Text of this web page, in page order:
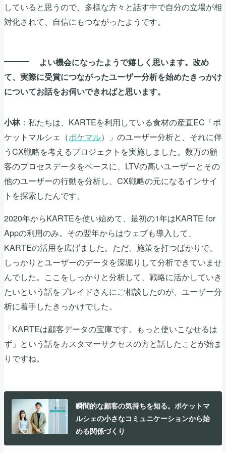
していると思うので、多様な方々と話す中で自分の立場が相
対化されて、自信にもつながったようです。
よい機会になったようで嬉しく思います。改め
て、実際に受賞につながったユーザー分析を始めたきっかけ
についてお話をお伺いできればと思います。
小林：私たちは、KARTEを利用している食材の産直EC「ポ
ケットマルシェ（ポケマル）」のユーザー分析と、それに伴
うCX戦略を考えるプロジェクトを実施しました。数万の顧
客のプロセスデータをベースに、LTVの高いユーザーとその
他のユーザーの行動を分析し、CX戦略の元になるインサイ
トを探索したんです。
2020年からKARTEを使い始めて、最初の1年はKARTE for
Appの利用のみ。その翌年からはウェブも導入して、
KARTEの活用を広げました。ただ、施策を打つばかりで、
しっかりとユーザーのデータを深堀りして分析できていませ
んでした。ここをしっかりと分析して、戦略に活かしていき
たいという話をプレイドさんにご相談したのが、ユーザー分
析に着手したきっかけでした。
「KARTEは顧客データの宝庫です。もっと使いこなせるは
ず」という話をカスタマーサクセスの方と話したことが始ま
りですね。
瞬間的な顧客の気持ちを知る。ポケットマ
ルシェの小さなコミュニケーションから始
める関係づくり